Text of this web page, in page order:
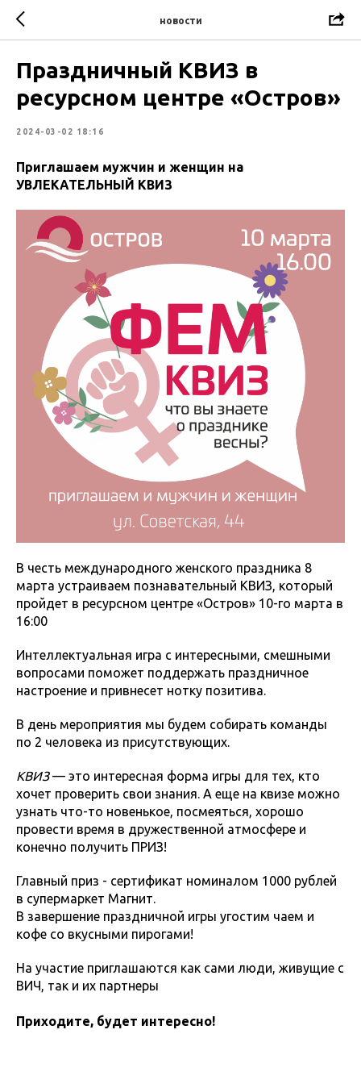
новости
Праздничный КВИЗ в
ресурсном центре «Остров»
2024-03-02 18:16
Приглашаем мужчин и женщин на
УВЛЕКАТЕЛЬНЫЙ КВИЗ
В честь международного женского праздника 8
марта устраиваем познавательный КВИЗ, который
пройдет в ресурсном центре «Остров» 10-го марта в
16:00
Интеллектуальная игра с интересными, смешными
вопросами поможет поддержать праздничное
настроение и привнесет нотку позитива.
В день мероприятия мы будем собирать команды
по 2 человека из присутствующих.
КВИЗ— это интересная форма игры для тех, кто
хочет проверить свои знания. А еще на квизе можно
узнать что-то новенькое, посмеяться, хорошо
провести время в дружественной атмосфере и
конечно получить ПРИЗ!
Главный приз - сертификат номиналом 1000 рублей
в супермаркет Магнит.
В завершение праздничной игры угостим чаем и
кофе со вкусными пирогами!
На участие приглашаются как сами люди, живущие с
ВИЧ, так и их партнеры
Приходите, будет интересно!